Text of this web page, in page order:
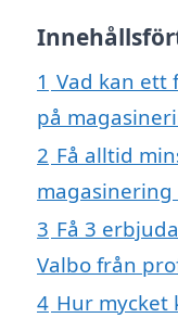
1 Vad kan ett
på
2 Få alltid
magasinering
3 Få 3
Valbo från
4 Hur mycket